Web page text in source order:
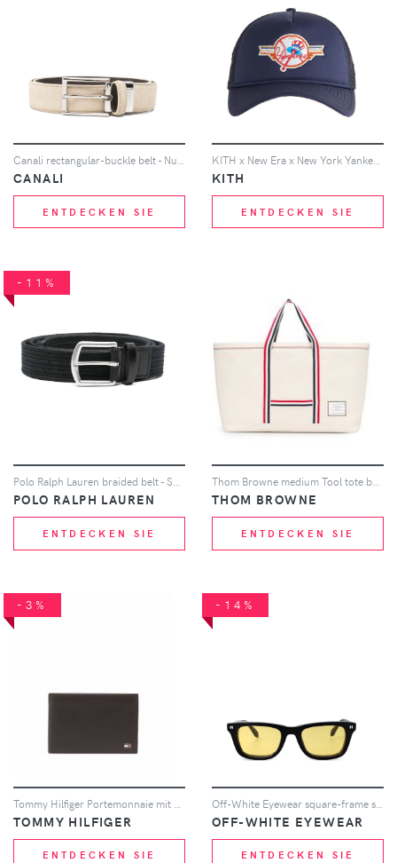
CANALI
ENTDECKEN SIE
KITH
ENTDECKEN SIE
-11%
Polo Ralph Lauren braided belt - Schwarz
POLO RALPH LAUREN
ENTDECKEN SIE
Thom Browne medium Tool tote bag - Weiß
THOM BROWNE
ENTDECKEN SIE
-3%
TOMMY HILFIGER
ENTDECKEN SIE
-14%
OFF-WHITE EYEWEAR
ENTDECKEN SIE